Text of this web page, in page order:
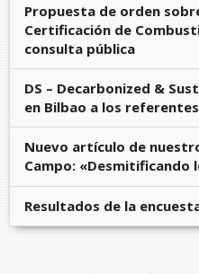
Propuesta de orden
Certificación de
consulta pública
DS – Decarbonized &
en Bilbao a los
Nuevo artículo de
Campo: «Desmitificando
Resultados de la